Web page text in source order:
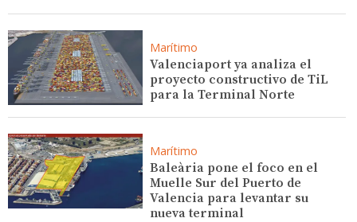
Marítimo
Valenciaport ya analiza el
proyecto constructivo de TiL
para la Terminal Norte
Marítimo
Baleària pone el foco en el
Muelle Sur del Puerto de
Valencia para levantar su
nueva terminal